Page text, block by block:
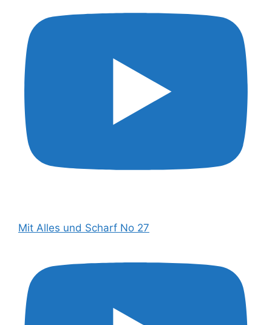
Mit Alles und Scharf No 27